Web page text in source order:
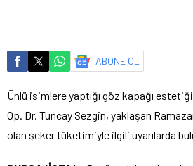
ABONE OL
Ünlü isimlere yaptığı göz kapağı
Op. Dr. Tuncay Sezgin, yaklaşan
olan şeker tüketimiyle ilgili uyarılarda